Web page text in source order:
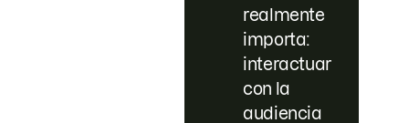
realmente
importa:
interactuar
con la
audiencia